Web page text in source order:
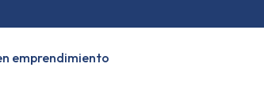
emprendimiento